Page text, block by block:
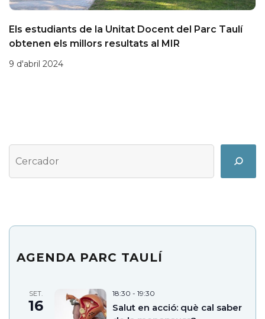
Els estudiants de la Unitat Docent del Parc Taulí
obtenen els millors resultats al MIR
9 d'abril 2024
Cerca
Search
AGENDA PARC TAULÍ
SET.
16
18:30 - 19:30
Salut en acció: què cal saber